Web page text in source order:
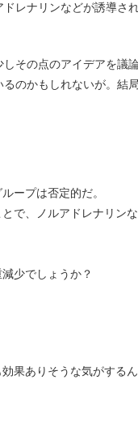
レナリンなどが誘導さ
その点のアイデアを議
のかもしれないが。結
ープは否定的だ。
で、ノルアドレナリン
少でしょうか？
果ありそうな気がする